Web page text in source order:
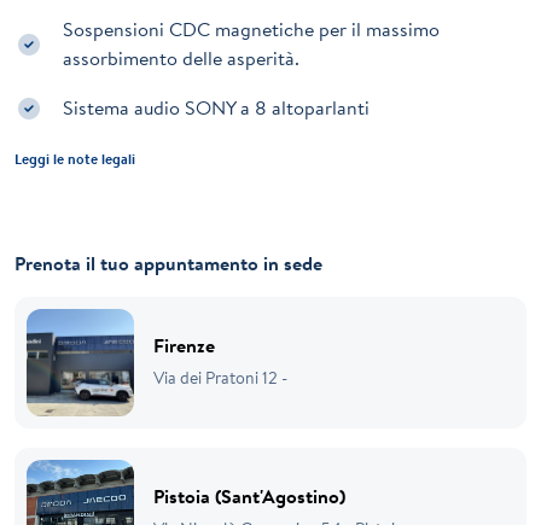
Sospensioni CDC magnetiche per il massimo
assorbimento delle asperità.
Sistema audio SONY a 8 altoparlanti
Leggi le note legali
Prenota il tuo appuntamento in sede
Firenze
Via dei Pratoni 12 -
Pistoia (Sant'Agostino)